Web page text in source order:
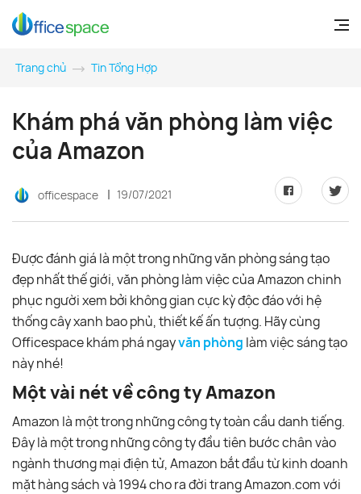
Trang chủ Tin Tổng Hợp
Khám phá văn phòng làm việc
của Amazon
officespace 19/07/2021
Được đánh giá là một trong những văn phòng sáng tạo
đẹp nhất thế giới, văn phòng làm việc của Amazon chinh
phục người xem bởi không gian cực kỳ độc đáo với hệ
thống cây xanh bao phủ, thiết kế ấn tượng. Hãy cùng
Officespace khám phá ngayvăn phòng làm việc sáng tạo
này nhé!
Một vài nét về công ty Amazon
Amazon là một trong những công ty toàn cầu danh tiếng.
Đây là một trong những công ty đầu tiên bước chân vào
ngành thương mại điện tử, Amazon bắt đầu từ kinh doanh
mặt hàng sách và 1994 cho ra đời trang Amazon.com với